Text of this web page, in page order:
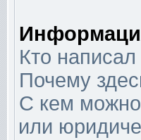
Кто
Почему
С кем можно
или